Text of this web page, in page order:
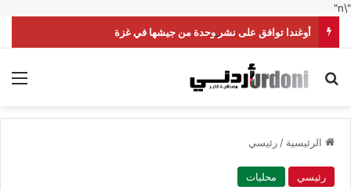
"\n"
أوغندا توافق على نشر وحدة من جيشها في غزة
بحث عن
الرئيسية /رئيسي
رئيسي محليات